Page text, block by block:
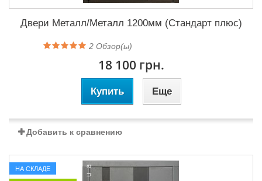
Двери Металл/Металл 1200мм (Стандарт плюс)
2 Обзор(ы)
18 100 грн.
Купить Еще
Добавить к сравнению
НА СКЛАДЕ